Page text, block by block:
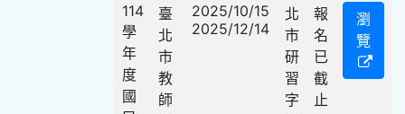
114
學
年
度
國
臺
北
市
教
師
2025/10/15
2025/12/14
北
市
研
習
字
報
名
已
截
止
瀏
覽